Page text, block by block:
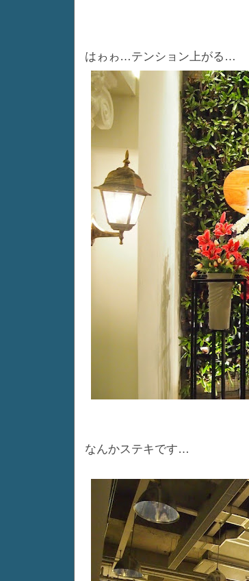
はゎゎ…テンション上がる…
なんかステキです…